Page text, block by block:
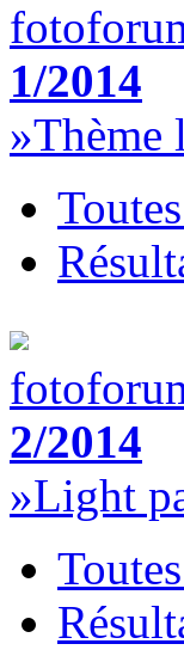
1/2014
»Thème
2/2014
»Light